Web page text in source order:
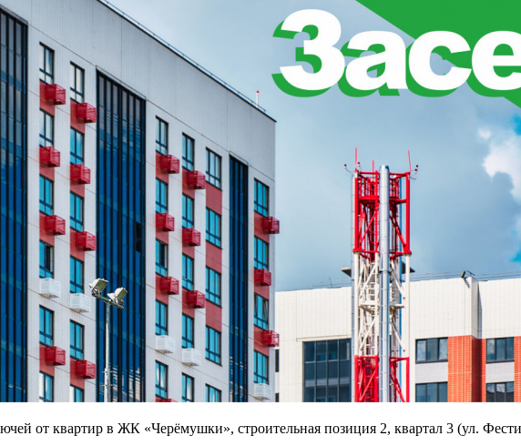
от квартир в ЖК «Черёмушки», строительная позиция 2, квартал 3 (ул.